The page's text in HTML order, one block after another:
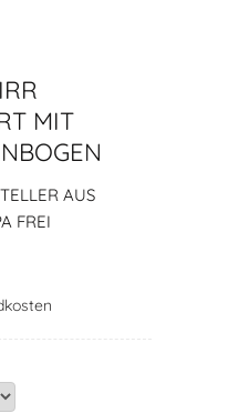
MIT
AUS
FREI